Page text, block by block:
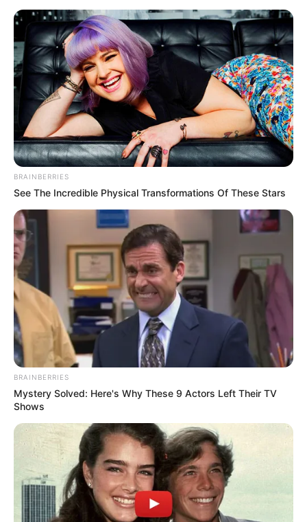
nacionales e internacionales, por eso este espacio que se
abre con el movimiento ciudadano“Impulso Creando
Oportunidades”.
*****
COMPARTIR
ALERTA BOGOTÁ EN GOOGLE NEWS
TEMAS RELACIONADOS
ALCALDÍA DE IBAGUÉ MARCO EMILIO HINCAPIÉ
BRAINBERRIES
See The Incredible Physical Transformations Of These Stars
BRAINBERRIES
Mystery Solved: Here's Why These 9 Actors Left Their TV
Shows